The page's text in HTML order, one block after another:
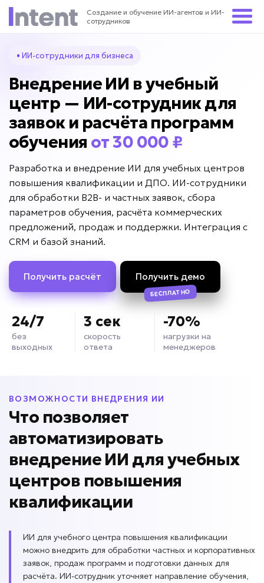
Создание и обучение ИИ-агентов и ИИ-
сотрудников
• ИИ-сотрудники для бизнеса
Внедрение ИИ в учебный
центр — ИИ-сотрудник для
заявок и расчёта программ
обучения от 30 000 ₽
Разработка и внедрение ИИ для учебных центров
повышения квалификации и ДПО. ИИ-сотрудники
для обработки B2B- и частных заявок, сбора
параметров обучения, расчёта коммерческих
предложений, продаж и поддержки. Интеграция с
CRM и базой знаний.
Получить расчёт Получить демо
БЕСПЛАТНО
24/7
без
выходных
3 сек
скорость
ответа
-70%
нагрузки на
менеджеров
ВОЗМОЖНОСТИ ВНЕДРЕНИЯ ИИ
Что позволяет
автоматизировать
внедрение ИИ для учебных
центров повышения
квалификации
ИИ для учебного центра повышения квалификации
можно внедрить для обработки частных и корпоративных
заявок, продаж программ и подготовки данных для
расчёта. ИИ-сотрудник уточняет направление обучения,